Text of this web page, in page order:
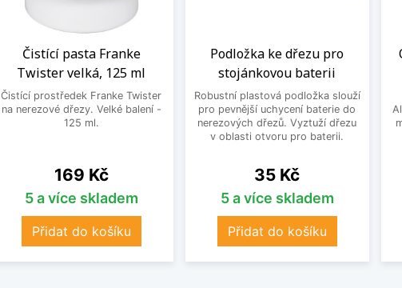
Čistící pasta Franke
Twister velká, 125 ml
Čistící prostředek Franke Twister
na nerezové dřezy. Velké balení -
125 ml.
Cena
169 Kč
5 a více skladem
Přidat do košíku
Podložka ke dřezu pro
stojánkovou baterii
Robustní plastová podložka slouží
pro pevnější uchycení baterie do
nerezových dřezů. Vyztuží dřezu
v oblasti otvoru pro baterii.
Cena
35 Kč
5 a více skladem
Přidat do košíku